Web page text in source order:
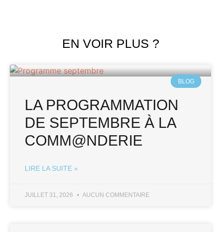
EN VOIR PLUS ?
BLOG
LA PROGRAMMATION
DE SEPTEMBRE À LA
COMM@NDERIE
LIRE LA SUITE »
JUILLET 31, 2026 AUCUN COMMENTAIRE